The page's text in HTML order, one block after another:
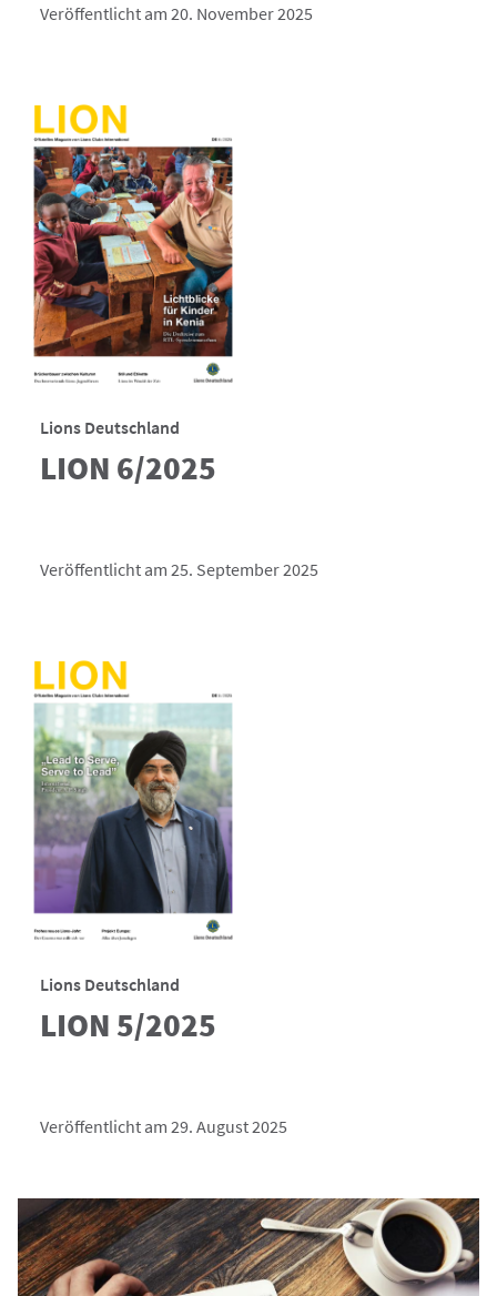
Veröffentlicht am 20. November 2025
Lions Deutschland
LION 6/2025
Veröffentlicht am 25. September 2025
Lions Deutschland
LION 5/2025
Veröffentlicht am 29. August 2025